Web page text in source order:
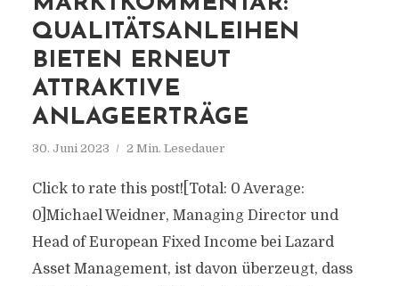
QUALITÄTSANLEIHEN
BIETEN ERNEUT
ATTRAKTIVE
ANLAGEERTRÄGE
30. Juni 2023 2 Min. Lesedauer
Click to rate this post![Total: 0 Average:
0]Michael Weidner, Managing Director und
Head of European Fixed Income bei Lazard
Asset Management, ist davon überzeugt, dass